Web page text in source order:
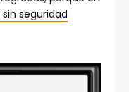
seguridad